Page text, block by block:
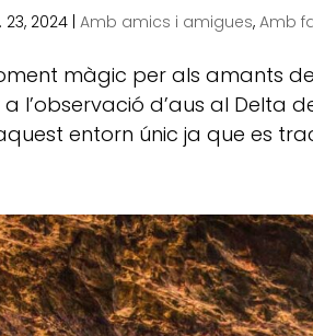
23, 2024 |Amb amics i amigues,Amb
màgic per als amants
l’observació d’aus al Delta
entorn únic ja que es